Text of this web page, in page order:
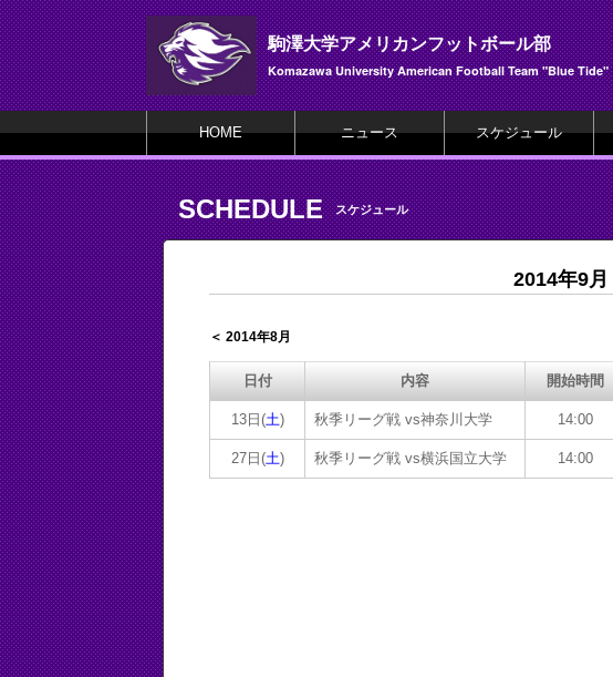
駒澤大学アメリカンフットボール部
Komazawa University American Football Team "Blue Tide"
HOME ニュース スケジュール
SCHEDULE スケジュール
2014年9月
＜ 2014年8月
日付 内容 開始時間
13日(土) 秋季リーグ戦 vs神奈川大学 14:00
27日(土) 秋季リーグ戦 vs横浜国立大学 14:00